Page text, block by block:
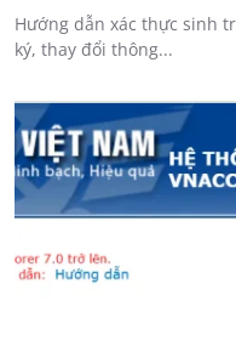
Hướng dẫn xác thực sinh
ký, thay đổi thông...